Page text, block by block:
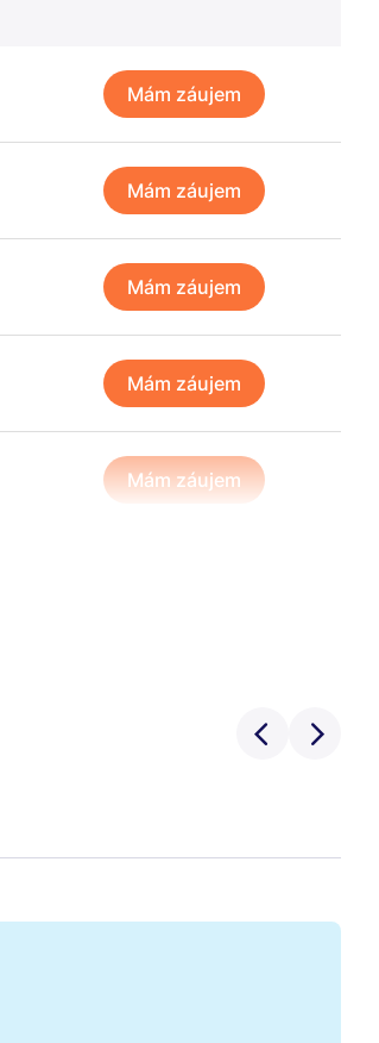
Mám záujem
Mám záujem
Mám záujem
Mám záujem
Mám záujem